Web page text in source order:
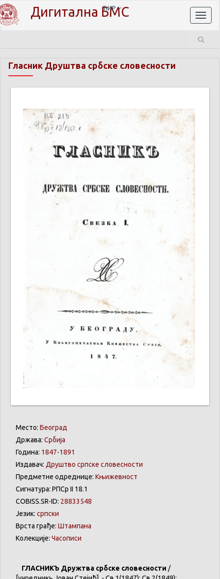
Дигитална БМС
ЋИР
Гласник Друштва србске словесности
Место: Београд
Држава: Србија
Година: 1847-1891
Издавач: Друштво српске словесности
Предметне одреднице: Књижевност
Сигнатура: РПСр II 18.1
COBISS.SR-ID: 28833548
Језик: српски
Врста грађе: Штампана
Колекције: Часописи
ГЛАСНИКЪ Дружтва србске словесности /